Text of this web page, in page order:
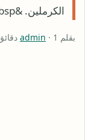
الكرملين. &nbsp; &nbsp; &nbsp;
بقلم admin · 1 دقائق قراءة · نشر 2014-08-27